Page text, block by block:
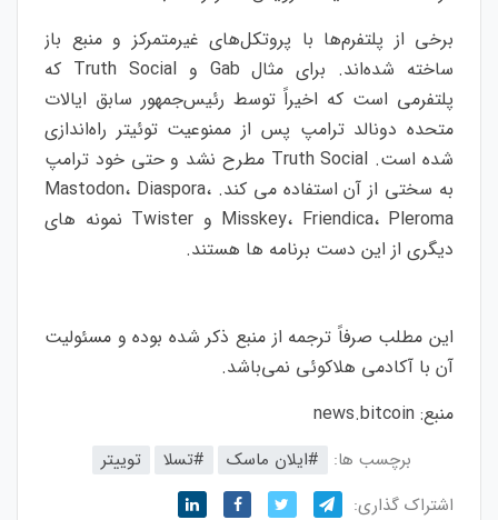
برخی از پلتفرم‌ها با پروتکل‌های غیرمتمرکز و منبع باز
ساخته شده‌اند. برای مثال Gab و Truth Social که
پلتفرمی است که اخیراً توسط رئیس‌جمهور سابق ایالات
متحده دونالد ترامپ پس از ممنوعیت توئیتر راه‌اندازی
شده است. Truth Social مطرح نشد و حتی خود ترامپ
به سختی از آن استفاده می کند. Mastodon، Diaspora،
Misskey، Friendica، Pleroma و Twister نمونه های
دیگری از این دست برنامه ها هستند.
این مطلب صرفاً ترجمه از منبع ذکر شده بوده و مسئولیت
آن با آکادمی هلاکوئی نمی‌باشد.
منبع: news.bitcoin
برچسب ها: #ایلان ماسک #تسلا
توییتر
اشتراک گذاری: